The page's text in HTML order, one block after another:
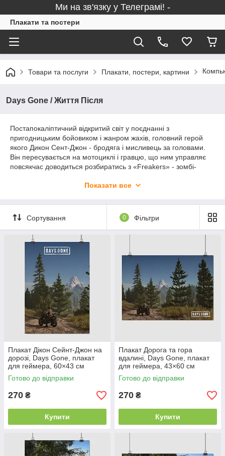
Ми на зв'язку у Телеграмі! -
Плакати та постери
Товари та послуги Плакати, постери, картини
Days Gone / Життя Після
Постапокаліптичний відкритий світ у поєднанні з
пригодницьким бойовиком і жанром жахів, головний герой
якого Дикон Сент-Джон - бродяга і мисливець за головами.
Він пересувається на мотоциклі і гравцю, що ним управляє
повсякчас доводиться розбиратись з «Freakers» - зомбі-
пандемії. Гра розроблена компанією SIE Bend Studio та
PlayStation 4 у 2019 році. На нашому сайті Ви можете
замовити плакат по мотивам «Days Gone».
Показати все
Сортування 0 Фільтри
Плакат Дікон Сейнт-Джон на
дорозі, Days Gone, плакат
для геймера, 60×43 см
Готово до відправки
270 ₴
Купити
Плакат Дорога та гора
вдалині, Days Gone, плакат
для геймера, 43×60 см
Готово до відправки
270 ₴
Купити